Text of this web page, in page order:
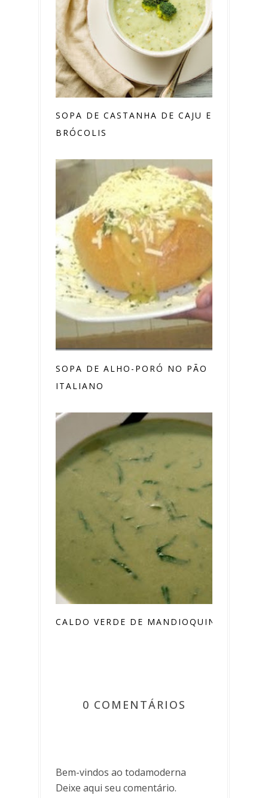
SOPA DE CASTANHA DE CAJU E
BRÓCOLIS
SOPA DE ALHO-PORÓ NO PÃO
ITALIANO
CALDO VERDE DE MANDIOQUINHA
0 COMENTÁRIOS
Bem-vindos ao todamoderna
Deixe aqui seu comentário.